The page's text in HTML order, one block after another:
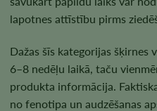
lapotnes attīstību pirms
Dažas šīs kategorijas šķirnes
6–8 nedēļu laikā, taču
produkta informācija.
no fenotipa un audzēšanas